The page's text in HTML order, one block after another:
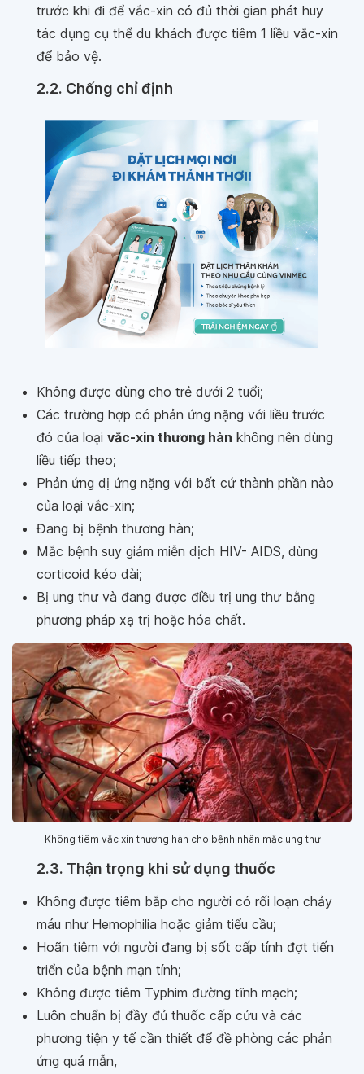
trước khi đi để vắc-xin có đủ thời gian phát huy
tác dụng cụ thể du khách được tiêm 1 liều vắc-xin
để bảo vệ.
2.2. Chống chỉ định
Không được dùng cho trẻ dưới 2 tuổi;
Các trường hợp có phản ứng nặng với liều trước
đó của loại vắc-xin thương hàn không nên dùng
liều tiếp theo;
Phản ứng dị ứng nặng với bất cứ thành phần nào
của loại vắc-xin;
Đang bị bệnh thương hàn;
Mắc bệnh suy giảm miễn dịch HIV- AIDS, dùng
corticoid kéo dài;
Bị ung thư và đang được điều trị ung thư bằng
phương pháp xạ trị hoặc hóa chất.
Không tiêm vắc xin thương hàn cho bệnh nhân mắc ung thư
2.3. Thận trọng khi sử dụng thuốc
Không được tiêm bắp cho người có rối loạn chảy
máu như Hemophilia hoặc giảm tiểu cầu;
Hoãn tiêm với người đang bị sốt cấp tính đợt tiến
triển của bệnh mạn tính;
Không được tiêm Typhim đường tĩnh mạch;
Luôn chuẩn bị đầy đủ thuốc cấp cứu và các
phương tiện y tế cần thiết để đề phòng các phản
ứng quá mẫn,